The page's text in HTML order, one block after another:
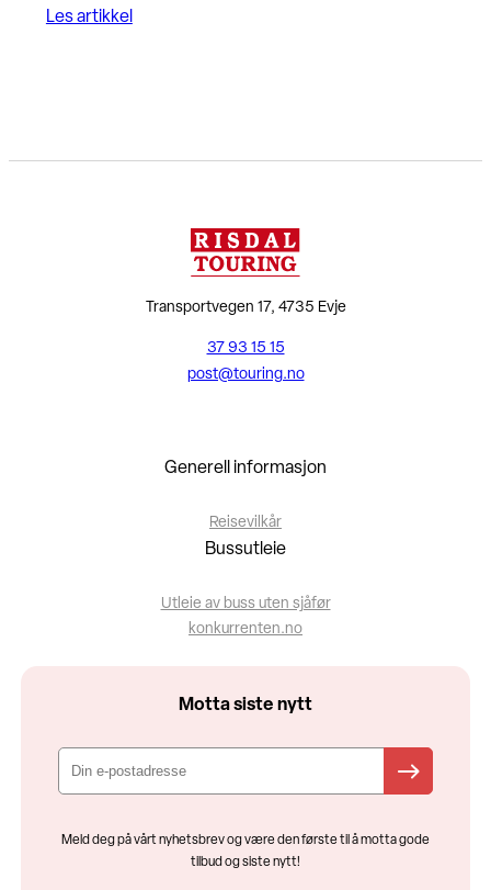
Les artikkel
Transportvegen 17, 4735 Evje
37 93 15 15
post@touring.no
Generell informasjon
Reisevilkår
Bussutleie
Utleie av buss uten sjåfør
konkurrenten.no
Motta siste nytt
Meld deg på vårt nyhetsbrev og være den første til å motta gode
tilbud og siste nytt!